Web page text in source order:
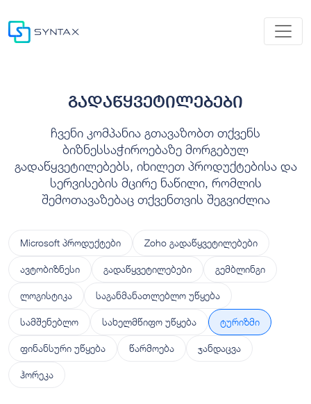
გადაწყვეტილებები
ჩვენი კომპანია გთავაზობთ თქვენს
ბიზნესსაჭიროებაზე მორგებულ
გადაწყვეტილებებს, იხილეთ პროდუქტებისა და
სერვისების მცირე ნაწილი, რომლის
შემოთავაზებაც თქვენთვის შეგვიძლია
Microsoft პროდუქტები Zoho გადაწყვეტილებები
ავტობიზნესი გადაწყვეტილებები გემბლინგი
ლოგისტიკა საგანმანათლებლო უწყება
სამშენებლო სახელმწიფო უწყება ტურიზმი
ფინანსური უწყება წარმოება ჯანდაცვა
ჰორეკა